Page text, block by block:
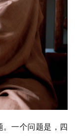
一个问题是，四